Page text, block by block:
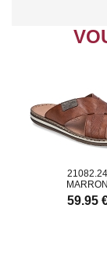
21082.24
MARRON
59.95